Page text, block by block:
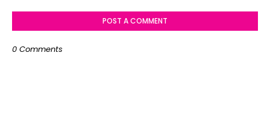
POST A COMMENT
0 Comments